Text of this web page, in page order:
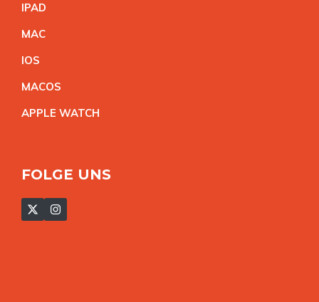
IPAD
MAC
IOS
MACOS
APPLE WATCH
FOLGE UNS